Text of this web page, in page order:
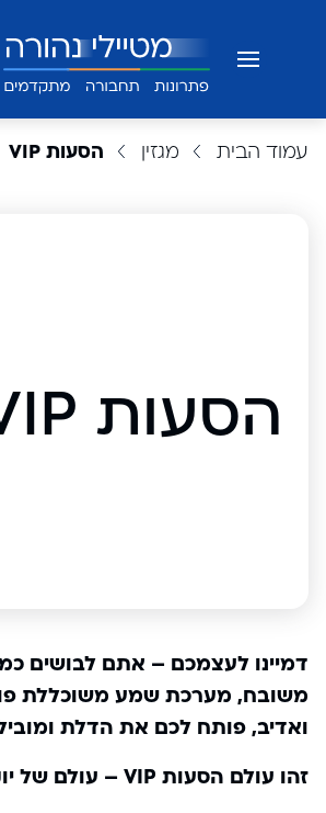
עמוד הבית מגזין הסעות VIP
הסעות VIP
דמיינו לעצמכם – אתם לבושים
משובח, מערכת שמע משוכללת
ואדיב, פותח לכם את הדלת
זהו עולם הסעות VIP – עולם של יוקרה, פינוק וסטטוס.